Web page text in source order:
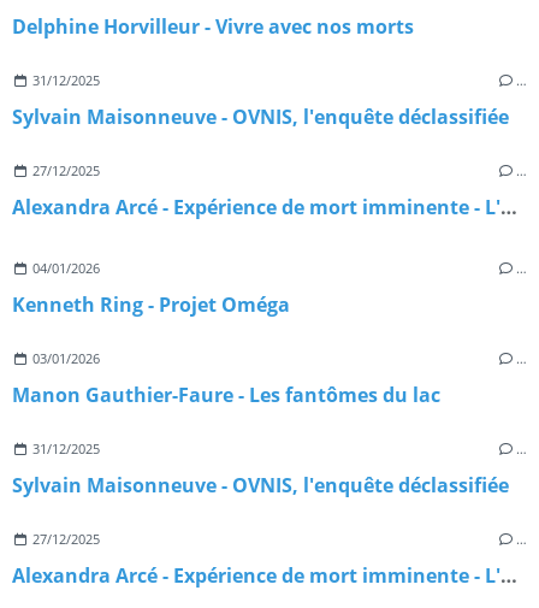
Delphine Horvilleur - Vivre avec nos morts
31/12/2025 …
Sylvain Maisonneuve - OVNIS, l'enquête déclassifiée
27/12/2025 …
Alexandra Arcé - Expérience de mort imminente - L'approche jungienne
04/01/2026 …
Kenneth Ring - Projet Oméga
03/01/2026 …
Manon Gauthier-Faure - Les fantômes du lac
31/12/2025 …
Sylvain Maisonneuve - OVNIS, l'enquête déclassifiée
27/12/2025 …
Alexandra Arcé - Expérience de mort imminente - L'approche jungienne